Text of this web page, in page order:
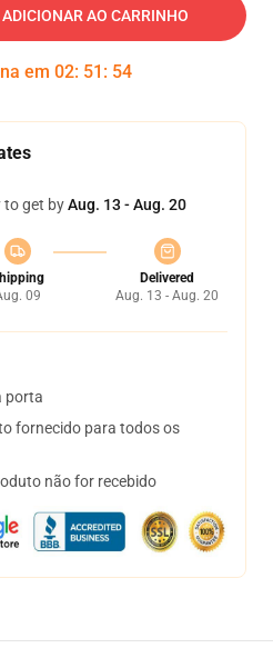
ADICIONAR AO CARRINHO
em 02: 51 : 54
to get byAug. 13 - Aug. 20
09
Delivered
Aug. 13 - Aug. 20
porta
fornecido para todos os
não for recebido